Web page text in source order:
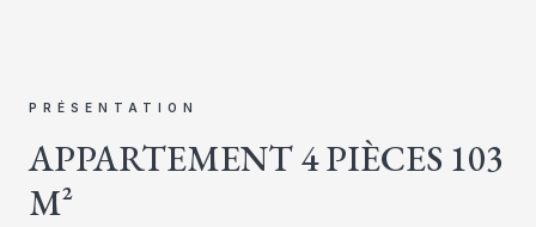
PRÉSENTATION
APPARTEMENT 4 PIÈCES 103
M²